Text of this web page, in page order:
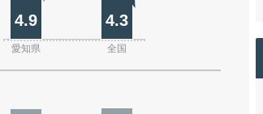
4.9 4.3
愛知県 全国